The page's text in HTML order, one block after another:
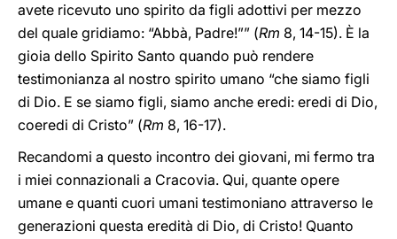
avete ricevuto uno spirito da figli adottivi per mezzo
del quale gridiamo: “Abbà, Padre!”” (Rm 8, 14-15). È la
gioia dello Spirito Santo quando può rendere
testimonianza al nostro spirito umano “che siamo figli
di Dio. E se siamo figli, siamo anche eredi: eredi di Dio,
coeredi di Cristo” (Rm 8, 16-17).
Recandomi a questo incontro dei giovani, mi fermo tra
i miei connazionali a Cracovia. Qui, quante opere
umane e quanti cuori umani testimoniano attraverso le
generazioni questa eredità di Dio, di Cristo! Quanto